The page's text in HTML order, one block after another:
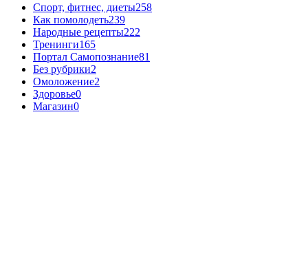
Спорт, фитнес, диеты258
Как помолодеть239
Народные рецепты222
Тренинги165
Портал Самопознание81
Без рубрики2
Омоложение2
Здоровье0
Магазин0